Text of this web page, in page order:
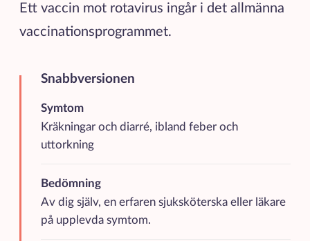
Ett vaccin mot rotavirus ingår i det allmänna
vaccinationsprogrammet.
Snabbversionen
Kortfattad sammanfattning av de viktigaste
Symtom
Kräkningar och diarré, ibland feber och
uttorkning
Bedömning
Av dig själv, en erfaren sjuksköterska eller läkare
på upplevda symtom.